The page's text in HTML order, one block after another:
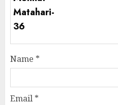
Name *
Email *